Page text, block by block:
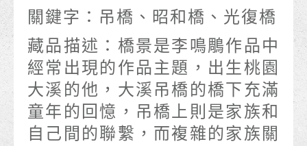
關鍵字： 吊橋、昭和橋、光復橋
藏品描述： 橋景是李鳴鵰作品中
經常出現的作品主題，出生桃園
大溪的他，大溪吊橋的橋下充滿
童年的回憶，吊橋上則是家族和
自己間的聯繫，而複雜的家族關